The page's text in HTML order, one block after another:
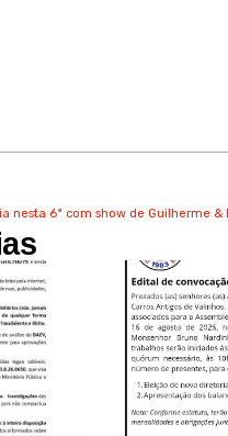
nesta 6ª com show de Guilherme &